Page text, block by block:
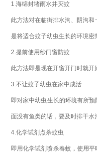
1.海绵封堵雨水井灭蚊
此方法对在临街排水沟、阴沟
是将适合蚊子幼虫生长的环境密
2.提前使用纱门窗防蚊
此方法即是现在开窗开门时就
3.不让蚊子幼虫在家中成活
即对家中幼虫生长的环境有所
面没有鱼类的话，要及时排干水
4.化学试剂点杀蚊虫
即用化学试剂喷杀春蚊，使用